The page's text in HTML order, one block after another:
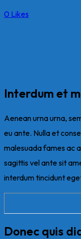
0 Likes
Interdum et
Aenean urna urna,
eu ante. Nulla et
malesuada fames ac
sagittis vel ante sit
interdum tincidunt
Donec quis